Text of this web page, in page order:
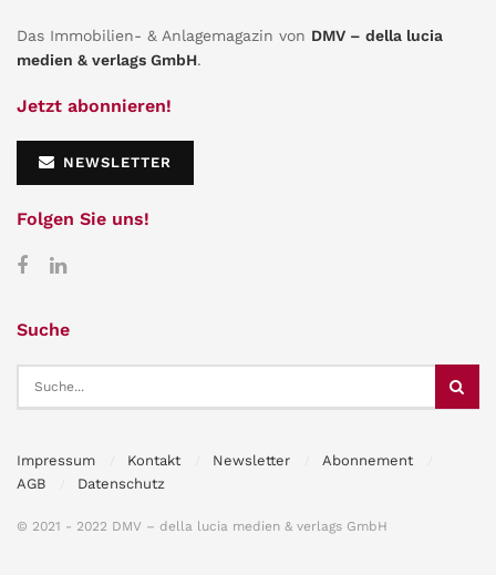
Das Immobilien- & Anlagemagazin von DMV – della lucia
medien & verlags GmbH.
Jetzt abonnieren!
NEWSLETTER
Folgen Sie uns!
Suche
Impressum Kontakt Newsletter
Abonnement
AGB
Datenschutz
© 2021 - 2022 DMV – della lucia medien & verlags GmbH